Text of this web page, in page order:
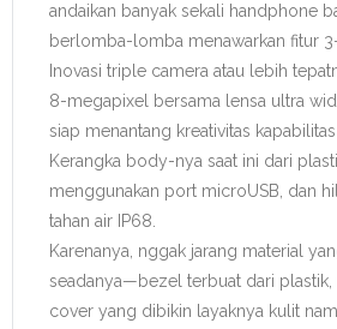
andaikan banyak sekali handphone
berlomba-lomba menawarkan fitur
Inovasi triple camera atau lebih
8-megapixel bersama lensa ultra
siap menantang kreativitas
Kerangka body-nya saat ini dari
menggunakan port microUSB, dan
tahan air IP68.
Karenanya, nggak jarang material
seadanya—bezel terbuat dari plastik,
cover yang dibikin layaknya kulit